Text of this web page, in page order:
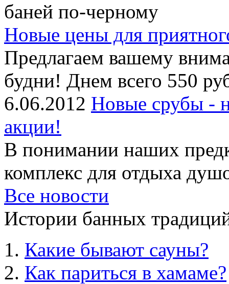
баней по-черному
Новые цены для
Предлагаем вашему
будни! Днем всего 550
6.06.2012 Новые срубы -
акции!
В понимании наших
комплекс для отдыха
Все новости
Истории банных
Какие бывают сауны?
Как париться в хамаме?